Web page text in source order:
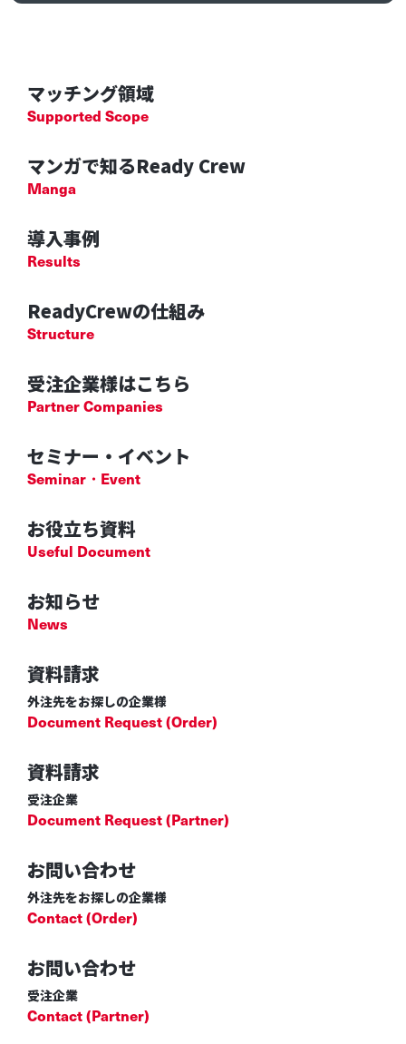
マッチング領域
Supported Scope
マンガで知るReady Crew
Manga
導入事例
Results
ReadyCrewの仕組み
Structure
受注企業様はこちら
Partner Companies
セミナー・イベント
Seminar・Event
お知らせ
News
資料請求
外注先をお探しの企業様
Document Request (Order)
お問い合わせ
外注先をお探しの企業様
Contact (Order)
お役立ち資料
Useful Document
資料請求
受注企業
Document Request (Partner)
お問い合わせ
受注企業
Contact (Partner)